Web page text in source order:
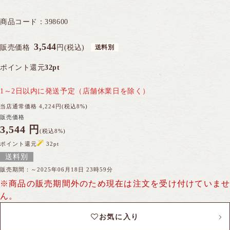
商品注文やお問い合わせはこちら
WEBからのお問い合わせはこちら
トップページ
新規会員登録
商品コード：398600
販売価格 3,544 円(税込)
ポイント還元32pt
1～2日以内に発送予定（店舗休業日を除く）
当店通常価格 4,224円(税込8%)
販売価格
3,544 円 (税込8%)
ポイント還元 32pt
送料別
販売期間：～2025年06月18日 23時59分
※商品の販売期間外のため現在は注文を受け付けていませ
ん。
お気に入り